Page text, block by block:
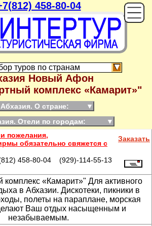
458-80-04
туров по странам
Новый Афон
комплекс «Камарит»"
Абхазия. О стране:
▼
Отели по городам:
▼
пожелания,
обязательно свяжется с
458-80-04 (929)-114-55-13
Заказать
комплекс «Камарит»" Для активного
в Абхазии. Дискотеки, пикники в
полеты на параплане, морская
Ваш отдых насыщенным и
незабываемым.